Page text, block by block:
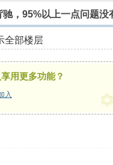
索
›
，95%以上一点问题没
全部楼层
用更多功能？
入